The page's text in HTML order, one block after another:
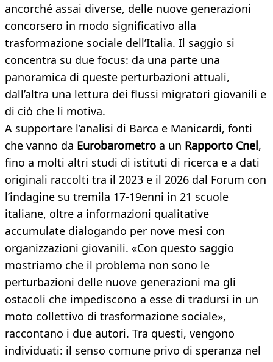
ancorché assai diverse, delle nuove generazioni
concorsero in modo significativo alla
trasformazione sociale dell’Italia. Il saggio si
concentra su due focus: da una parte una
panoramica di queste perturbazioni attuali,
dall’altra una lettura dei flussi migratori giovanili e
di ciò che li motiva.
A supportare l’analisi di Barca e Manicardi, fonti
che vanno da Eurobarometro a un Rapporto Cnel,
fino a molti altri studi di istituti di ricerca e a dati
originali raccolti tra il 2023 e il 2026 dal Forum con
l’indagine su tremila 17-19enni in 21 scuole
italiane, oltre a informazioni qualitative
accumulate dialogando per nove mesi con
organizzazioni giovanili. «Con questo saggio
mostriamo che il problema non sono le
perturbazioni delle nuove generazioni ma gli
ostacoli che impediscono a esse di tradursi in un
moto collettivo di trasformazione sociale»,
raccontano i due autori. Tra questi, vengono
individuati: il senso comune privo di speranza nel